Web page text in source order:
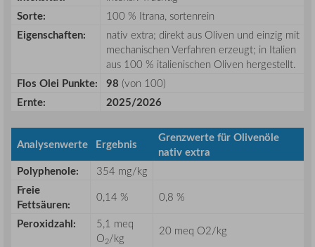
Sorte: 100 % Itrana, sortenrein
Eigenschaften:
nativ extra; direkt aus Oliven und einzig mit
mechanischen Verfahren erzeugt; in Italien
aus 100 % italienischen Oliven hergestellt.
Flos Olei Punkte: 98 (von 100)
Ernte: 2025/2026
Analysenwerte Ergebnis
Grenzwerte für Olivenöle
nativ extra
Polyphenole:
354 mg/kg
Freie
Fettsäuren:
0,14 % 0,8 %
Peroxidzahl:
5,1 meq
O2/kg
20 meq O2/kg